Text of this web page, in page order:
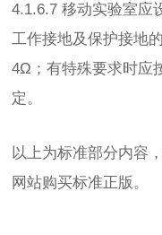
4.1.6.7 移动实验室应
工作接地及保护接地
4Ω；有特殊要求时应
定。
以上为标准部分内容
网站购买标准正版。